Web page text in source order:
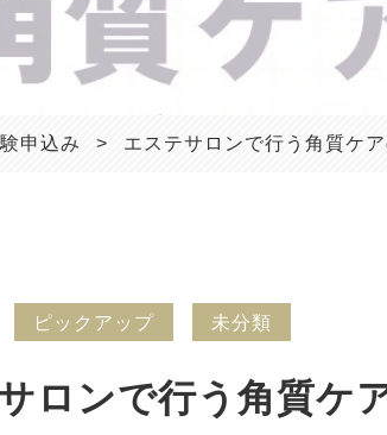
申込み > エステサロンで行う角質ケア
ピックアップ 未分類
ロンで行う角質ケ